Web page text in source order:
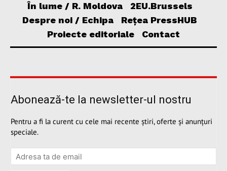
În lume / R. Moldova
2EU.Brussels
Despre noi / Echipa
Rețea PressHUB
Proiecte editoriale
Contact
Abonează-te la newsletter-ul nostru
Pentru a fi la curent cu cele mai recente știri, oferte și anunțuri
speciale.